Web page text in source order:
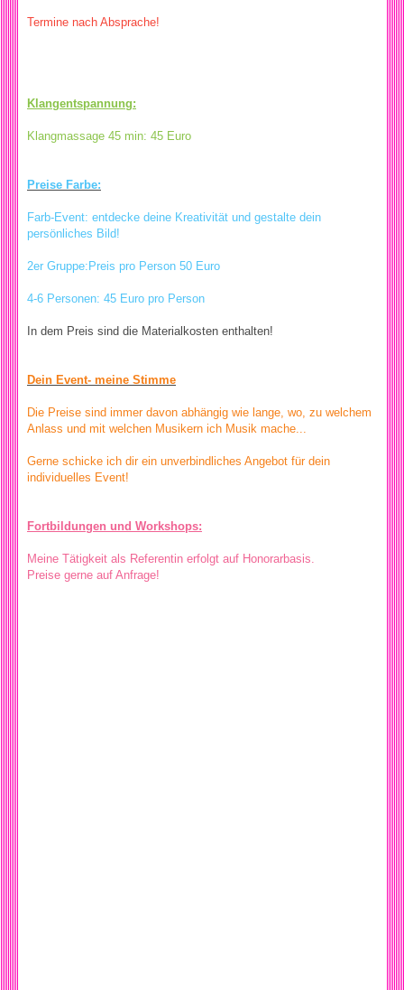
Termine nach Absprache!
Klangentspannung:
Klangmassage 45 min: 45 Euro
Preise Farbe:
Farb-Event: entdecke deine Kreativität und gestalte dein
persönliches Bild!
2er Gruppe:Preis pro Person 50 Euro
4-6 Personen: 45 Euro pro Person
In dem Preis sind die Materialkosten enthalten!
Dein Event- meine Stimme
Die Preise sind immer davon abhängig wie lange, wo, zu welchem
Anlass und mit welchen Musikern ich Musik mache...
Gerne schicke ich dir ein unverbindliches Angebot für dein
individuelles Event!
Fortbildungen und Workshops:
Meine Tätigkeit als Referentin erfolgt auf Honorarbasis.
Preise gerne auf Anfrage!